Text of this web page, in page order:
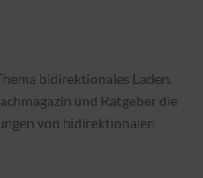
bidirektionales Laden.
und Ratgeber die
von bidirektionalen